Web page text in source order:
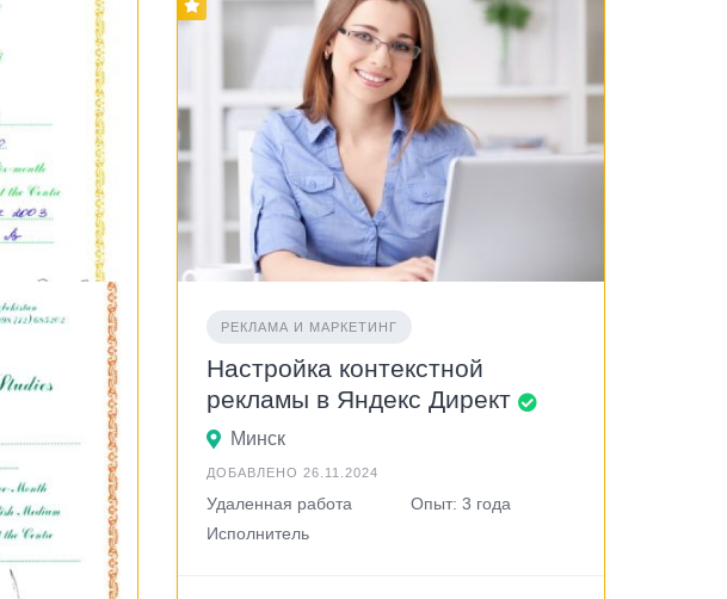
РЕКЛАМА И МАРКЕТИНГ
Настройка контекстной
рекламы в Яндекс Директ
Минск
ДОБАВЛЕНО 26.11.2024
Удаленная работа
Опыт: 3 года
Исполнитель